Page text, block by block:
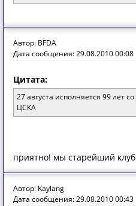
Автор: BFDA
Дата сообщения: 29.08.2010 00:08
Цитата:
27 августа исполняется 99 лет
ЦСКА
приятно! мы старейший клуб
Автор: Kaylang
Дата сообщения: 29.08.2010 00:43